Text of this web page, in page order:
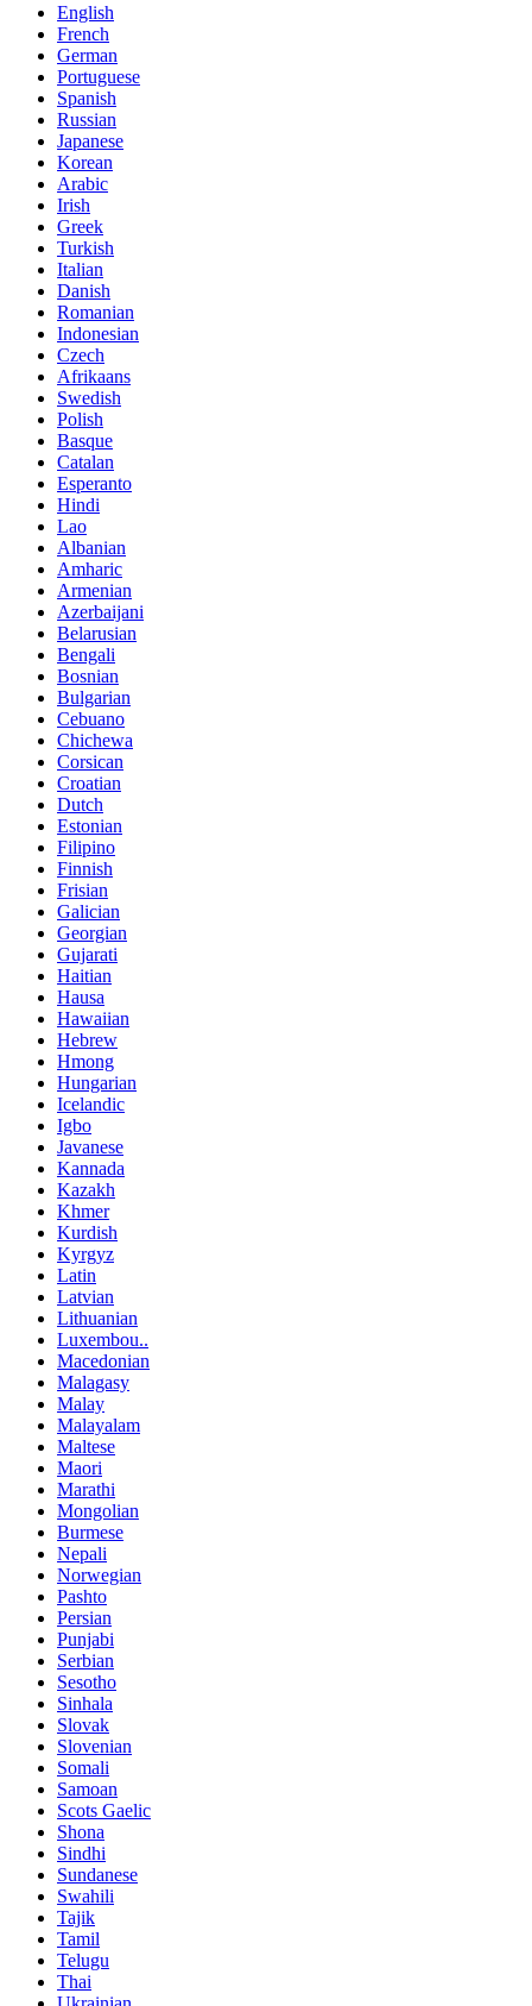
English
French
German
Portuguese
Spanish
Russian
Japanese
Korean
Arabic
Irish
Greek
Turkish
Italian
Danish
Romanian
Indonesian
Czech
Afrikaans
Swedish
Polish
Basque
Catalan
Esperanto
Hindi
Lao
Albanian
Amharic
Armenian
Azerbaijani
Belarusian
Bengali
Bosnian
Bulgarian
Cebuano
Chichewa
Corsican
Croatian
Dutch
Estonian
Filipino
Finnish
Frisian
Galician
Georgian
Gujarati
Haitian
Hausa
Hawaiian
Hebrew
Hmong
Hungarian
Icelandic
Igbo
Javanese
Kannada
Kazakh
Khmer
Kurdish
Kyrgyz
Latin
Latvian
Lithuanian
Luxembou..
Macedonian
Malagasy
Malay
Malayalam
Maltese
Maori
Marathi
Mongolian
Burmese
Nepali
Norwegian
Pashto
Persian
Punjabi
Serbian
Sesotho
Sinhala
Slovak
Slovenian
Somali
Samoan
Scots Gaelic
Shona
Sindhi
Sundanese
Swahili
Tajik
Tamil
Telugu
Thai